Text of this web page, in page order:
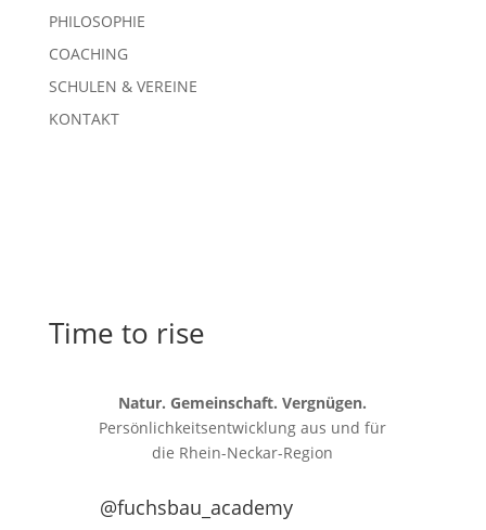
PHILOSOPHIE
COACHING
SCHULEN & VEREINE
KONTAKT
Time to rise
Natur. Gemeinschaft. Vergnügen.
Persönlichkeitsentwicklung aus und für
die Rhein-Neckar-Region
@fuchsbau_academy